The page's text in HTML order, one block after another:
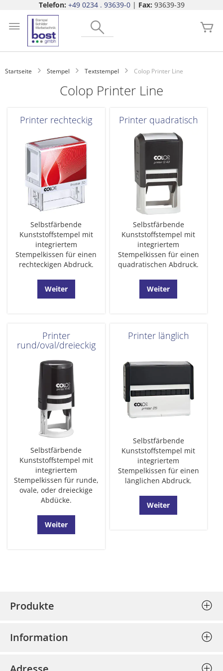
Telefon: +49 0234 . 93639-0| Fax: 93639-39
springen
Startseite Stempel Textstempel Colop Printer Line
Colop Printer Line
Printer rechteckig
Selbstfärbende
Kunststoffstempel mit
integriertem
Stempelkissen für einen
rechteckigen Abdruck.
Weiter
Printer quadratisch
Selbstfärbende
Kunststoffstempel mit
integriertem
Stempelkissen für einen
quadratischen Abdruck.
Weiter
Printer
rund/oval/dreieckig
Selbstfärbende
Kunststoffstempel mit
integriertem
Stempelkissen für runde,
ovale, oder dreieckige
Abdücke.
Weiter
Printer länglich
Selbstfärbende
Kunststoffstempel mit
integriertem
Stempelkissen für einen
länglichen Abdruck.
Weiter
Produkte
Textplatten einzeln
Information